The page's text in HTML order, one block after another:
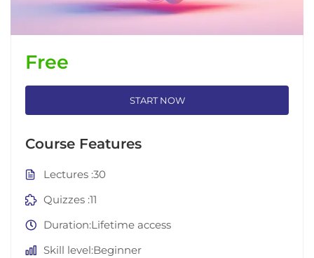
Free
START NOW
Course Features
Lectures 30
Quizzes 11
DurationLifetime access
Skill levelBeginner